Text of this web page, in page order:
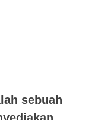
sebuah